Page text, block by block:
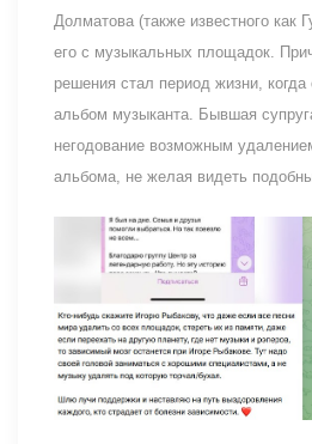
Долматова (также известного как
его с музыкальных площадок.
решения стал период жизни,
альбом музыканта. Бывшая
негодование возможным
альбома, не желая видеть